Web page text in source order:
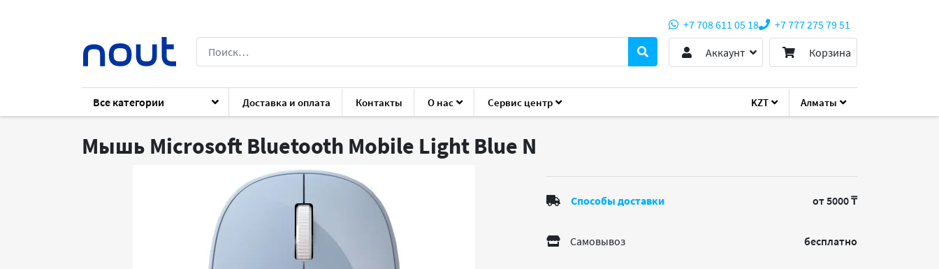
KZT Алматы
+7 708 611 05 18
+7 777 275 79 51
Аккаунт
Корзина
Все категории Доставка и оплата Контакты О нас Сервис центр
Каталог Периферия Клавиатуры и мыши Microsoft Bluetooth Mobile Light Blue
Мышь Microsoft Bluetooth Mobile Light Blue N
Способы доставки от 5000 ₸
Самовывоз бесплатно